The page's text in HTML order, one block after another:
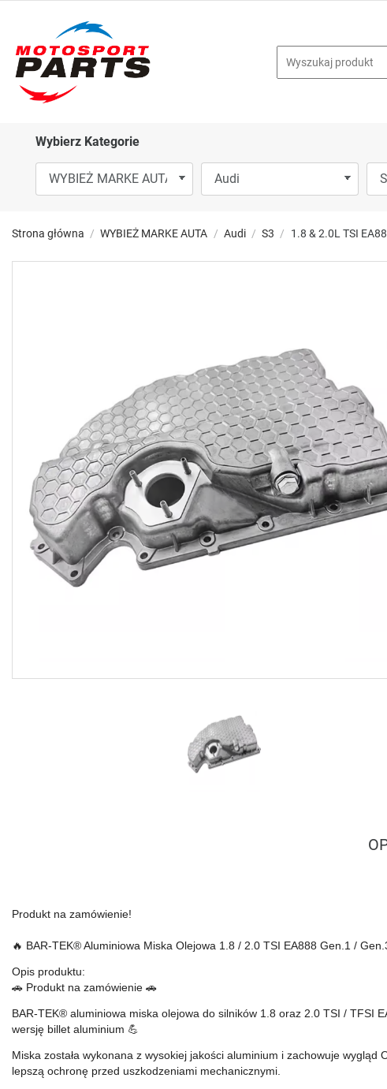
Wybierz Kategorie
Strona główna WYBIEŻ MARKE AUTA Audi S3 1.8 & 2.0L TSI
Produkt na zamówienie!
🔥 BAR-TEK® Aluminiowa Miska Olejowa 1.8 / 2.0 TSI EA888 Gen.1 /
Opis produktu:
🚗 Produkt na zamówienie 🚗
BAR-TEK® aluminiowa miska olejowa do silników 1.8 oraz 2.0 TSI / TFSI
wersję billet aluminium 💪
Miska została wykonana z wysokiej jakości aluminium i zachowuje
lepszą ochronę przed uszkodzeniami mechanicznymi.